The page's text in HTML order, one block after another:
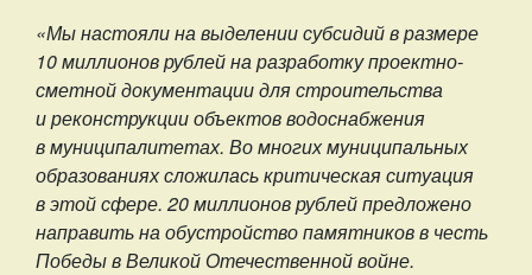
«Мы настояли на выделении субсидий в размере
10 миллионов рублей на разработку проектно-
сметной документации для строительства
и реконструкции объектов водоснабжения
в муниципалитетах. Во многих муниципальных
образованиях сложилась критическая ситуация
в этой сфере. 20 миллионов рублей предложено
направить на обустройство памятников в честь
Победы в Великой Отечественной войне.